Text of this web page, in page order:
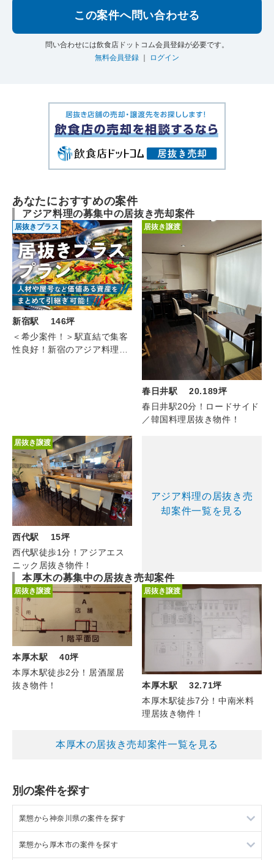
この案件へ問い合わせる
問い合わせには飲食店ドットコム会員登録が必要です。
無料会員登録
ログイン
あなたにおすすめの案件
アジア料理の募集中の居抜き売却案件
居抜きプラス
新宿駅 146坪
＜希少案件！＞駅直結で集客
性良好！新宿のアジア料理
居抜き譲渡
春日井駅 20.189坪
春日井駅20分！ロードサイド
／韓国料理居抜き物件！
居抜き譲渡
西代駅 15坪
西代駅徒歩1分！アジアエス
ニック居抜き物件！
アジア料理の居抜き売
却案件一覧を見る
本厚木の募集中の居抜き売却案件
居抜き譲渡
本厚木駅 40坪
本厚木駅徒歩2分！居酒屋居
抜き物件！
居抜き譲渡
本厚木駅 32.71坪
本厚木駅徒歩7分！中南米料
理居抜き物件！
本厚木の居抜き売却案件一覧を見る
別の案件を探す
業態から神奈川県の案件を探す
神奈川県のラーメンの居抜き売却物件の案件一覧
業態から厚木市の案件を探す